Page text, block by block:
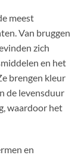
meest
Van bruggen
zich
en het
brengen kleur
de levensduur
waardoor het
en